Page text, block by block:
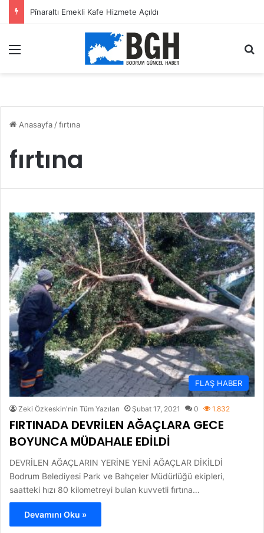
Pînaraltı Emekli Kafe Hizmete Açıldı
Anasayfa /fırtına
fırtına
FLAŞ HABER
Zeki Özkeskin'nin Tüm Yazıları Şubat 17, 2021 0 1.832
FIRTINADA DEVRİLEN AĞAÇLARA GECE
BOYUNCA MÜDAHALE EDİLDİ
DEVRİLEN AĞAÇLARIN YERİNE YENİ AĞAÇLAR DİKİLDİ
Bodrum Belediyesi Park ve Bahçeler Müdürlüğü ekipleri,
saatteki hızı 80 kilometreyi bulan kuvvetli fırtına…
Devamını Oku »